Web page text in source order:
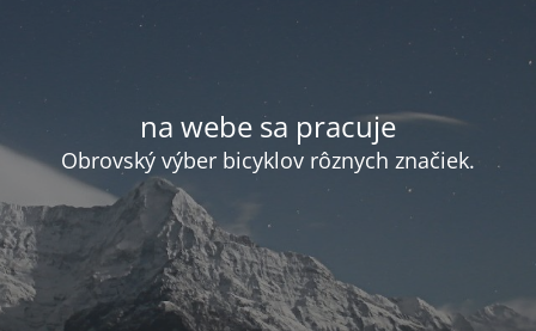
na webe sa pracuje
Obrovský výber bicyklov rôznych značiek.